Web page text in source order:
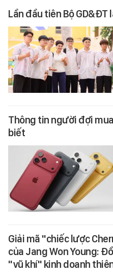
Lần đầu tiên Bộ GD&ĐT
Thông tin người đợi
biết
Giải mã "chiếc lược
của Jang Won Young:
"vũ khí" kinh doanh